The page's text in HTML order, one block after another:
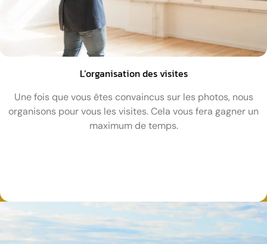
L’organisation des visites
Une fois que vous êtes convaincus sur les photos, nous
organisons pour vous les visites. Cela vous fera gagner un
maximum de temps.